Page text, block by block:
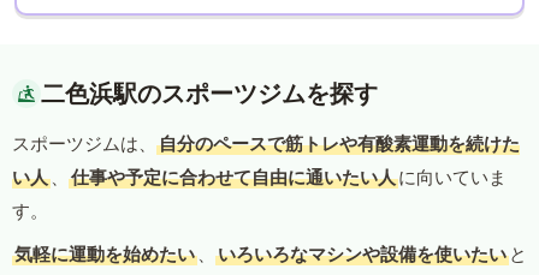
二色浜駅のスポーツジムを探す
スポーツジムは、
自分のペースで筋トレや有酸素運動を続けた
い人 、 仕事や予定に合わせて自由に通いたい人に向いていま
す。
気軽に運動を始めたい 、 いろいろなマシンや設備を使いたい と